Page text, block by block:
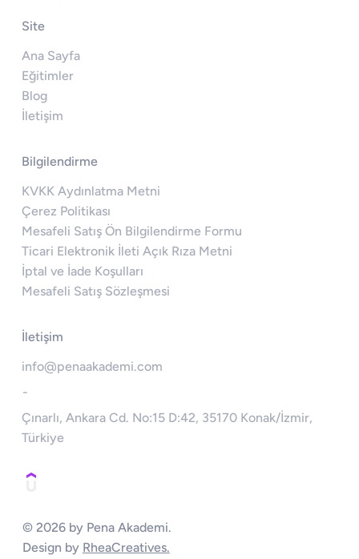
Site
Ana Sayfa
Eğitimler
Blog
İletişim
© 2026 by Pena Akademi.
Design by RheaCreatives.
Bilgilendirme
KVKK Aydınlatma Metni
Çerez Politikası
Mesafeli Satış Ön Bilgilendirme Formu
Ticari Elektronik İleti Açık Rıza Metni
İptal ve İade Koşulları
Mesafeli Satış Sözleşmesi
İletişim
info@penaakademi.com
-
Çınarlı, Ankara Cd. No:15 D:42, 35170 Konak/İzmir,
Türkiye